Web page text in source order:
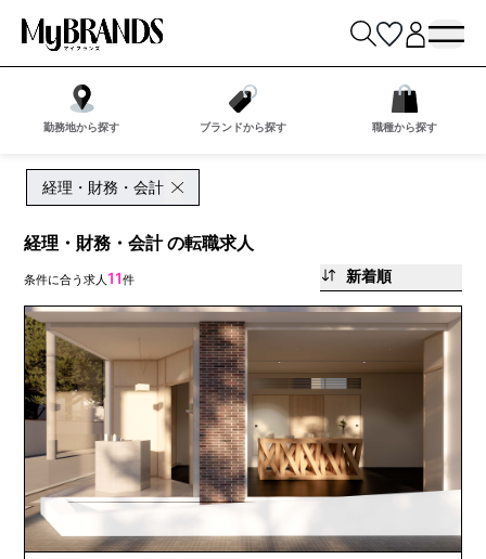
勤務地から探す ブランドから探す 職種から探す
経理・財務・会計
経理・財務・会計 の転職求人
条件に合う求人11件 新着順